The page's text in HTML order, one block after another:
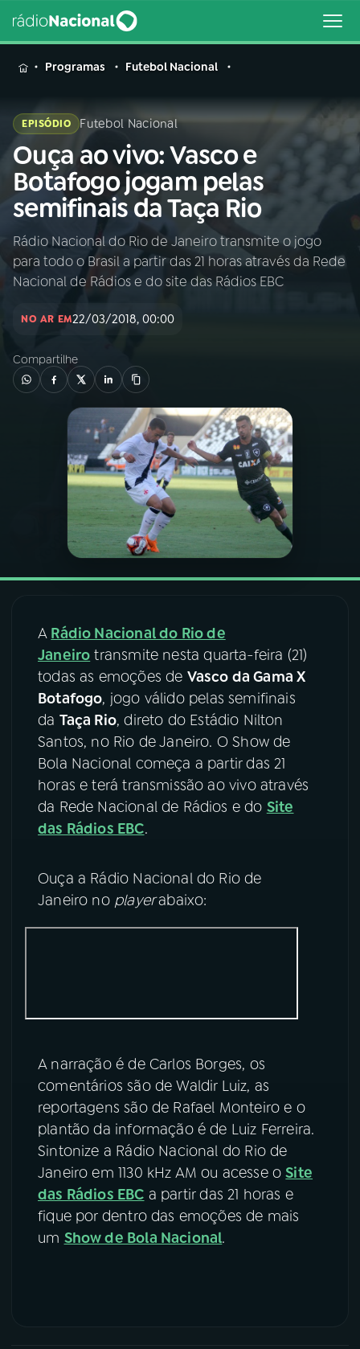
MENU
Buscar
na
Rádio
Nacional
Buscar
AO VIVO
PROGRAMAS
PODCASTS
VIDEOCASTS
08FESTIVAL DE MÚSICA
ACOMPANHE A RÁDIO NACIONAL
YouTube Facebook
Instagram X
TikTok
Programas Futebol Nacional
EPISÓDIO Futebol Nacional
Ouça ao vivo: Vasco e
Botafogo jogam pelas
semifinais da Taça Rio
Rádio Nacional do Rio de Janeiro transmite o jogo
para todo o Brasil a partir das 21 horas através da Rede
Nacional de Rádios e do site das Rádios EBC
NO AR EM22/03/2018, 00:00
Compartilhe
A Rádio Nacional do Rio de
Janeiro transmite nesta quarta-feira (21)
todas as emoções de Vasco da Gama X
Botafogo, jogo válido pelas semifinais
da Taça Rio, direto do Estádio Nilton
Santos, no Rio de Janeiro. O Show de
Bola Nacional começa a partir das 21
horas e terá transmissão ao vivo através
da Rede Nacional de Rádios e do Site
das Rádios EBC.
Ouça a Rádio Nacional do Rio de
Janeiro no playerabaixo:
A narração é de Carlos Borges, os
comentários são de Waldir Luiz, as
reportagens são de Rafael Monteiro e o
plantão da informação é de Luiz Ferreira.
Sintonize a Rádio Nacional do Rio de
Janeiro em 1130 kHz AM ou acesse oSite
das Rádios EBC a partir das 21 horas e
fique por dentro das emoções de mais
um Show de Bola Nacional.